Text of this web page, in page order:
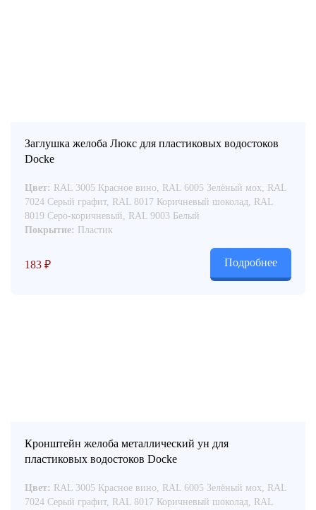
Заглушка желоба Люкс для пластиковых водостоков
Docke
Цвет: RAL 3005 Красное вино, RAL 6005 Зелёный мох, RAL
7024 Серый графит, RAL 8017 Коричневый шоколад, RAL
8019 Серо-коричневый, RAL 9003 Белый
Покрытие: Пластик
183 ₽ Подробнее
Кронштейн желоба металлический ун для
пластиковых водостоков Docke
Цвет: RAL 3005 Красное вино, RAL 6005 Зелёный мох, RAL
7024 Серый графит, RAL 8017 Коричневый шоколад, RAL